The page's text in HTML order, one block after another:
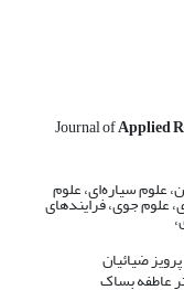
Applied
علوم سیاره‌ای، علوم
علوم جوی، فرایندهای
ضیائیان
عاطفه بساک